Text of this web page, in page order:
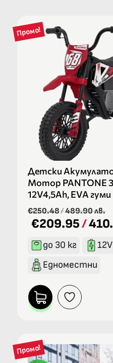
Промо!
Детски
Мотор PANTONE
12V4,5Ah, ЕVA гуми
€250.48/489.90 лв.
€209.95/
до 30 кг
12V
Едноместни
Промо!